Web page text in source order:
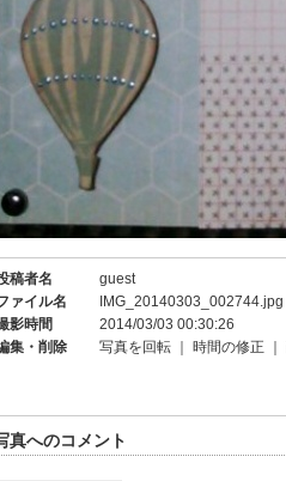
稿者名
guest
ァイル名
IMG_20140303_002744.jpg
影時間
2014/03/03 00:30:26
集・削除
写真を回転 時間の修正
真へのコメント